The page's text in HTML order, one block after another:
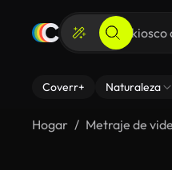
Coverr+ Naturaleza
Hogar Metraje de